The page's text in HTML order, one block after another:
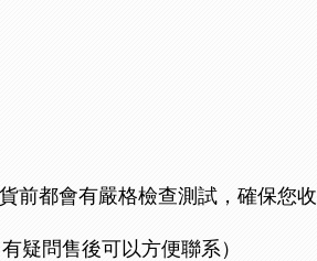
前都會有嚴格檢查測試，確保您收
疑問售後可以方便聯系）